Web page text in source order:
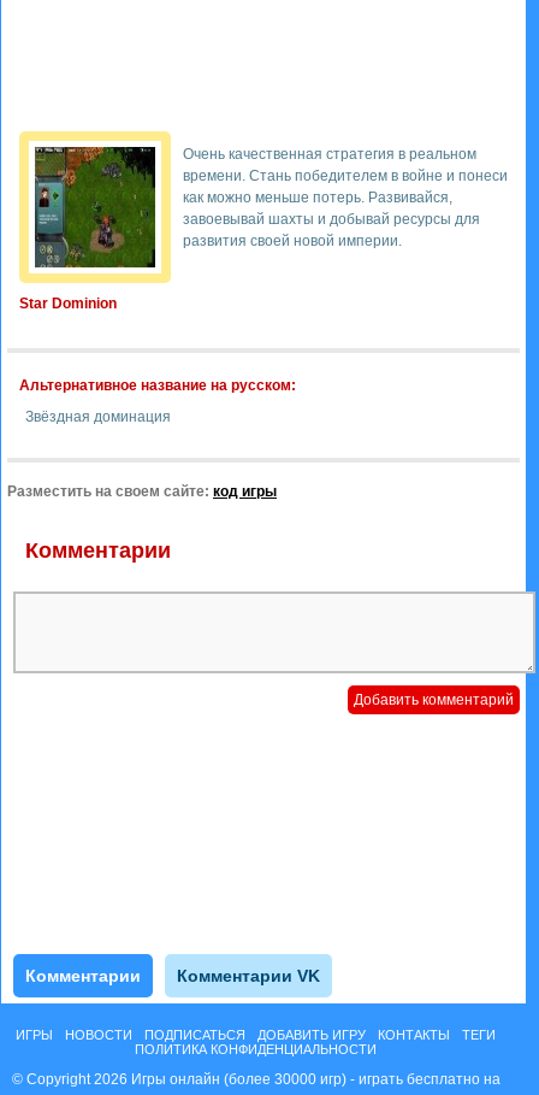
Star Dominion
Очень качественная стратегия в реальном
времени. Стань победителем в войне и понеси
как можно меньше потерь. Развивайся,
завоевывай шахты и добывай ресурсы для
развития своей новой империи.
Альтернативное название на русском:
Звёздная доминация
Разместить на своем сайте: код игры
Комментарии
Комментарии Комментарии VK
ИГРЫ НОВОСТИ ПОДПИСАТЬСЯ ДОБАВИТЬ ИГРУ КОНТАКТЫ
ТЕГИ
ПОЛИТИКА КОНФИДЕНЦИАЛЬНОСТИ
© Copyright 2026 Игры онлайн (более 30000 игр) - играть бесплатно на